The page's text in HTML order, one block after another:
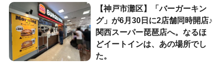
【神戸市灘区】「バーガーキン
グ」が6月30日に2店舗同時開店♪
関西スーパー琵琶店へ。なるほ
どイートインは、あの場所でし
た。